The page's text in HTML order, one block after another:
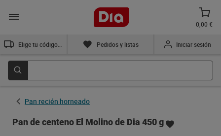
0,00 €
Pedidos y listas Iniciar sesión
Pan recién horneado
Pan de centeno El Molino de Dia 450 g